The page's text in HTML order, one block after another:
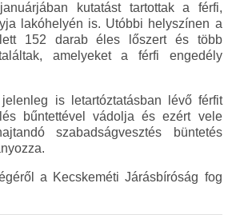
kutatást tartottak a férfi,
lakóhelyén is. Utóbbi helyszínen a
152 darab éles lőszert és több
találtak, amelyeket a férfi engedély
is letartóztatásban lévő férfit
bűntettével vádolja és ezért vele
szabadságvesztés büntetés
a Kecskeméti Járásbíróság fog